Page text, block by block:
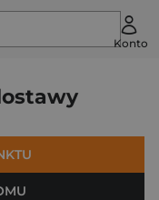
Konto